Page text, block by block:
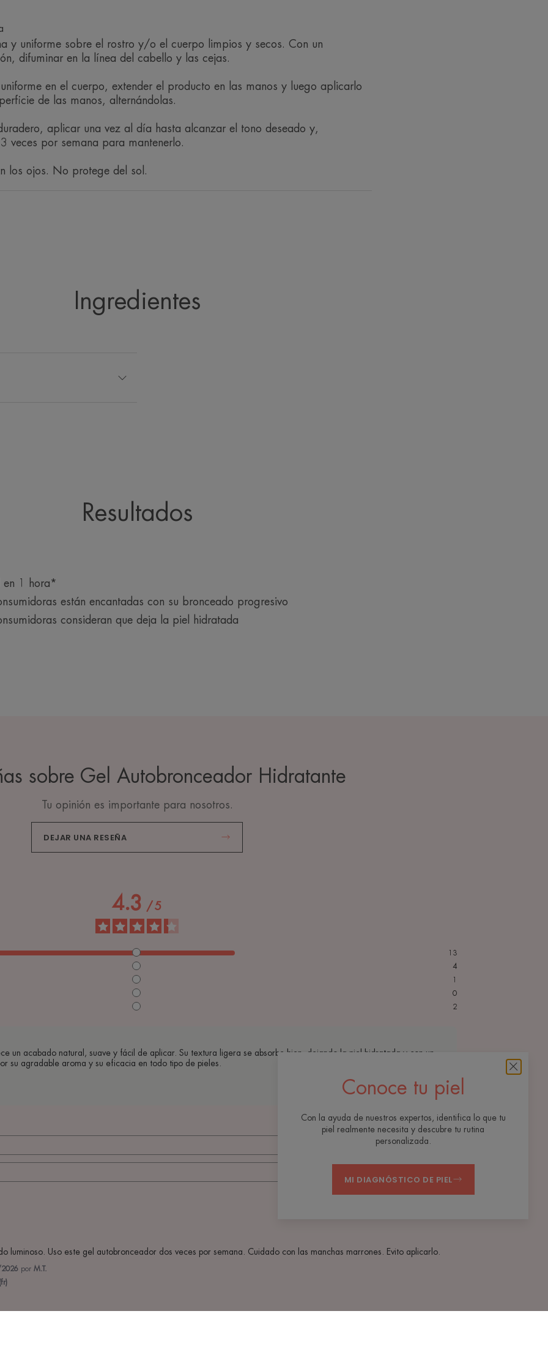
Ventaja
Un bronceado natural en 1 hora*, progresivo y sin marcas.
Beneficios
• BRONCEADO NATURAL y sin marcas en 1 hora*
• HIDRATANTE: hidrata las capas superiores de la piel
• PERFUMADO: para una delicada sensación de placer
*Prueba instrumental tras una única aplicación en 20 sujetos. Coloración visible a partir de 1 hora, máximo
alcanzado tras 24 horas.
y uniforme sobre el rostro y/o el cuerpo limpios y secos. Con un
difuminar en la línea del cabello y las cejas.
en el cuerpo, extender el producto en las manos y luego aplicarlo
de las manos, alternándolas.
aplicar una vez al día hasta alcanzar el tono deseado y,
veces por semana para mantenerlo.
los ojos. No protege del sol.
Ingredientes
Resultados
en 1 hora*
están encantadas con su bronceado progresivo
consideran que deja la piel hidratada
sobre Gel Autobronceador Hidratante
Tu opinión es importante para nosotros.
DEJAR UNA RESEÑA
4.3 /5
13
4
1
0
2
un acabado natural, suave y fácil de aplicar. Su textura ligera se absorbe bien, dejando la piel hidratada y con un
su agradable aroma y su eficacia en todo tipo de pieles.
Uso este gel autobronceador dos veces por semana. Cuidado con las manchas marrones. Evito aplicarlo.
por M.T.
Conoce tu piel
Con la ayuda de nuestros expertos, identifica lo que tu
piel realmente necesita y descubre tu rutina
personalizada.
MI DIAGNÓSTICO DE PIEL